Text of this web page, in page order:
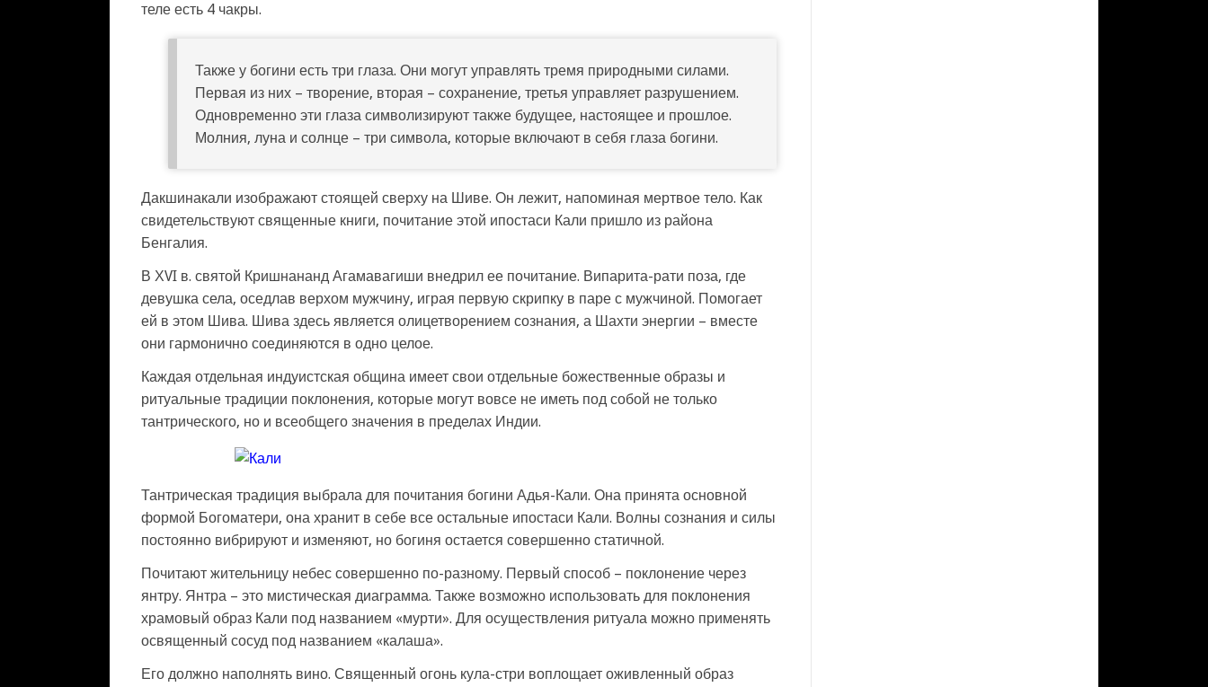
теле есть 4 чакры.
Также у богини есть три глаза. Они могут управлять тремя природными силами.
Первая из них – творение, вторая – сохранение, третья управляет разрушением.
Одновременно эти глаза символизируют также будущее, настоящее и прошлое.
Молния, луна и солнце – три символа, которые включают в себя глаза богини.
Дакшинакали изображают стоящей сверху на Шиве. Он лежит, напоминая мертвое тело. Как
свидетельствуют священные книги, почитание этой ипостаси Кали пришло из района
Бенгалия.
В ХVI в. святой Кришнананд Агамавагиши внедрил ее почитание. Випарита-рати поза, где
девушка села, оседлав верхом мужчину, играя первую скрипку в паре с мужчиной. Помогает
ей в этом Шива. Шива здесь является олицетворением сознания, а Шахти энергии – вместе
они гармонично соединяются в одно целое.
Каждая отдельная индуистская община имеет свои отдельные божественные образы и
ритуальные традиции поклонения, которые могут вовсе не иметь под собой не только
тантрического, но и всеобщего значения в пределах Индии.
Тантрическая традиция выбрала для почитания богини Адья-Кали. Она принята основной
формой Богоматери, она хранит в себе все остальные ипостаси Кали. Волны сознания и силы
постоянно вибрируют и изменяют, но богиня остается совершенно статичной.
Почитают жительницу небес совершенно по-разному. Первый способ – поклонение через
янтру. Янтра – это мистическая диаграмма. Также возможно использовать для поклонения
храмовый образ Кали под названием «мурти». Для осуществления ритуала можно применять
освященный сосуд под названием «калаша».
Его должно наполнять вино. Священный огонь кула-стри воплощает оживленный образ